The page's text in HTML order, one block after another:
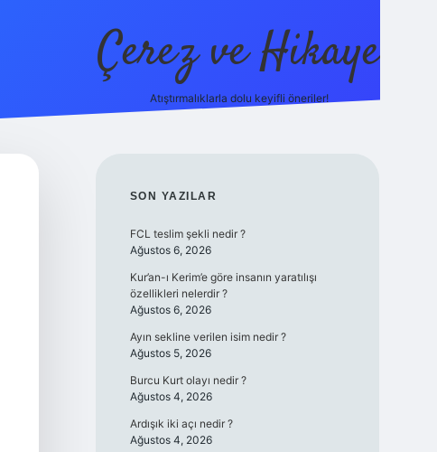
Çerez ve Hikaye
Atıştırmalıklarla dolu keyifli öneriler!
SIDEBAR
SON YAZILAR
FCL teslim şekli nedir ?
Ağustos 6, 2026
Kur’an-ı Kerim’e göre insanın yaratılışı
özellikleri nelerdir ?
Ağustos 6, 2026
Ayın sekline verilen isim nedir ?
Ağustos 5, 2026
Burcu Kurt olayı nedir ?
Ağustos 4, 2026
Ardışık iki açı nedir ?
Ağustos 4, 2026